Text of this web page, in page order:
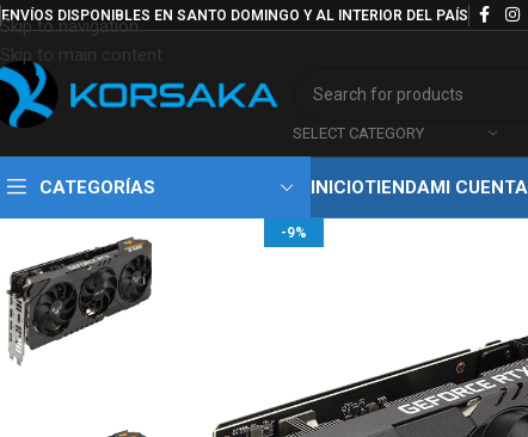
Skip to navigation
Skip to main content
ENVÍOS DISPONIBLES EN SANTO DOMINGO Y AL INTERIOR DEL PAÍS
SELECT CATEGORY
CATEGORÍAS INICIOTIENDAMI CUENTA
-9%